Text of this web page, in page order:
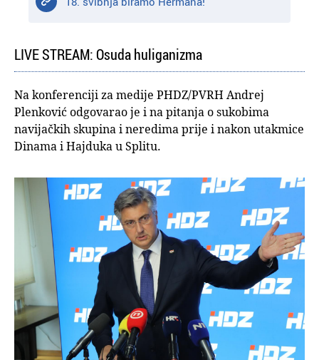
LIVE STREAM: Osuda huliganizma
Na konferenciji za medije PHDZ/PVRH Andrej
Plenković odgovarao je i na pitanja o sukobima
navijačkih skupina i neredima prije i nakon utakmice
Dinama i Hajduka u Splitu.